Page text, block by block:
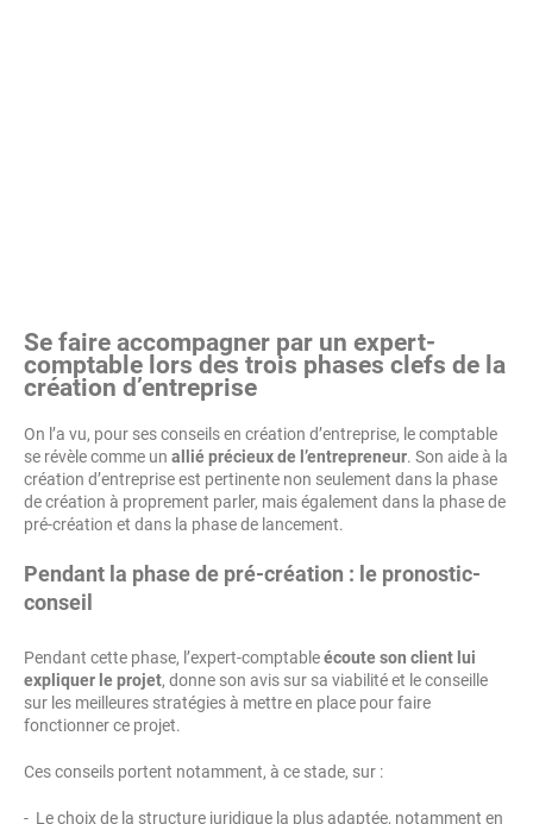
Se faire accompagner par un expert-
comptable lors des trois phases clefs de la
création d’entreprise
On l’a vu, pour ses conseils en création d’entreprise, le comptable
se révèle comme un allié précieux de l’entrepreneur. Son aide à la
création d’entreprise est pertinente non seulement dans la phase
de création à proprement parler, mais également dans la phase de
pré-création et dans la phase de lancement.
Pendant la phase de pré-création : le pronostic-
conseil
Pendant cette phase, l’expert-comptableécoute son client lui
expliquer le projet, donne son avis sur sa viabilité et le conseille
sur les meilleures stratégies à mettre en place pour faire
fonctionner ce projet.
Ces conseils portent notamment, à ce stade, sur :
- Le choix de la structure juridique la plus adaptée, notamment en